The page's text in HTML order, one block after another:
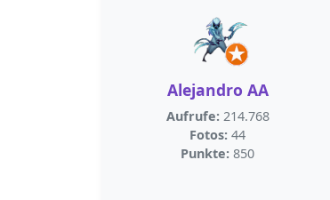
Alejandro AA
Aufrufe: 214.768
Fotos: 44
Punkte: 850